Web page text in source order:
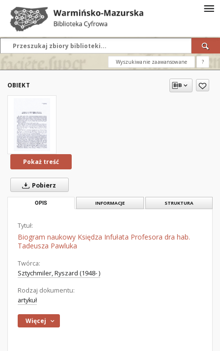
Wyszukiwanie zaawansowane ?
OBIEKT
Pokaż treść
Pobierz
OPIS INFORMACJE STRUKTURA
Tytuł:
Biogram naukowy Księdza Infułata Profesora dra hab.
Tadeusza Pawluka
Twórca:
Sztychmiler, Ryszard (1948- )
Rodzaj dokumentu:
artykuł
Więcej